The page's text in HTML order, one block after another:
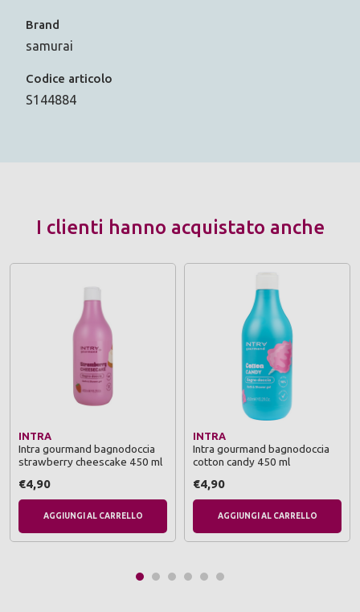
Brand
samurai
Codice articolo
S144884
I clienti hanno acquistato anche
INTRA
Intra gourmand bagnodoccia
strawberry cheescake 450 ml
€4,90
AGGIUNGI AL CARRELLO
INTRA
Intra gourmand bagnodoccia
cotton candy 450 ml
€4,90
AGGIUNGI AL CARRELLO